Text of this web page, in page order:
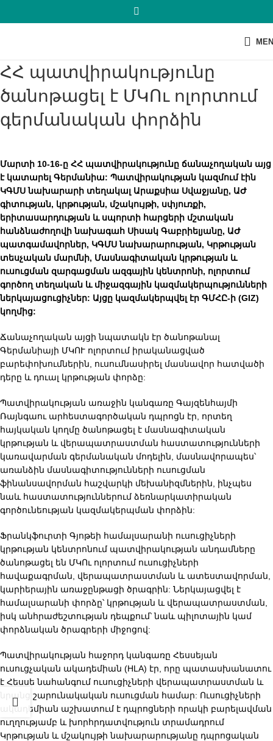
ՀՀ պատվիրակությունը
ծանոթացել է ՄԿՈւ ոլորտում
գերմանական փորձին
Մարտի 10-16-ը ՀՀ պատվիրակությունը ճանաչողական այց
է կատարել Գերմանիա: Պատվիրակության կազմում էին
ԿԳՄՍ նախարարի տեղակալ Արաքսիա Սվաջյանը, ԱԺ
գիտության, կրթության, մշակույթի, սփյուռքի,
երիտասարդության և սպորտի հարցերի մշտական
հանձնաժողովի նախագահ Սիսակ Գաբրիելյանը, ԱԺ
պատգամավորներ, ԿԳՄՍ նախարարության, Կրթության
տեսչական մարմնի, Մասնագիտական կրթության և
ուսուցման զարգացման ազգային կենտրոնի, ոլորտում
գործող տեղական և միջազգային կազմակերպությունների
ներկայացուցիչներ: Այցը կազմակերպվել էր ԳՄՀԸ-ի (GIZ)
կողմից:
Ճանաչողական այցի նպատակն էր ծանոթանալ
Գերմանիայի ՄԿՈՒ ոլորտում իրականացված
բարեփոխումներին, ուսումնասիրել մասնավոր հատվածի
դերը և դուալ կրթության փորձը:
Պատվիրակության առաջին կանգառը Գայզենհայմի
Ռայնգաու արհեստագործական դպրոցն էր, որտեղ
հայկական կողմը ծանոթացել է մասնագիտական
կրթության և վերապատրաստման հաստատությունների
կառավարման գերմանական մոդելին, մասնավորապես՝
առանձին մասնագիտությունների ուսուցման
ֆինանսավորման հաշվարկի մեխանիզմներին, ինչպես
նաև հաստատություններում ձեռնարկատիրական
գործունեության կազմակերպման փորձին:
Ֆրանկֆուրտի Գյոթեի համալսարանի ուսուցիչների
կրթության կենտրոնում պատվիրակության անդամները
ծանոթացել են ՄԿՈւ ոլորտում ուսուցիչների
հավաքագրման, վերապատրաստման և ատեստավորման,
կարիերային առաջընթացի ծրագրին: Ներկայացվել է
համալսարանի փորձը՝ կրթության և վերապատրաստման,
իսկ անհրաժեշտության դեպքում՝ նաև պիլոտային կամ
փորձնական ծրագրերի միջոցով:
Պատվիրակության հաջորդ կանգառը Հեսսեյան
ուսուցչական ակադեմիան (HLA) էր, որը պատասխանատու
է Հեսսե նահանգում ուսուցիչների վերապատրաստման և
նրանց շարունակական ուսուցման համար: Ուսուցիչների
ակադեմիան աշխատում է դպրոցների որակի բարելավման
ուղղությամբ և խորհրդատվություն տրամադրում
Կրթության և մշակույթի նախարարությանը դպրոցական